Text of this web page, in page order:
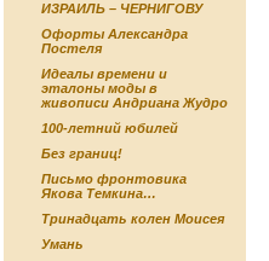
ИЗРАИЛЬ – ЧЕРНИГОВУ
Офорты Александра
Постеля
Идеалы времени и
эталоны моды в
живописи Андриана Жудро
100-летний юбилей
Без границ!
Письмо фронтовика
Якова Темкина…
Тринадцать колен Моисея
Умань